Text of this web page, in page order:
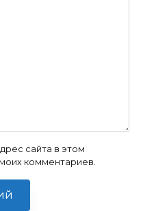
сайта в этом
комментариев.